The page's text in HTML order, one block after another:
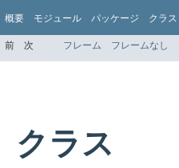
概要 モジュール パッケージ クラス
前 次 フレーム フレームなし
クラス